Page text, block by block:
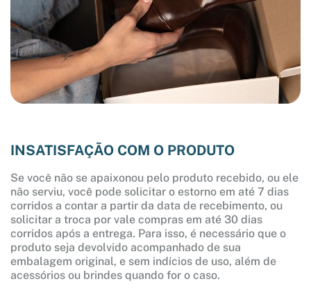
INSATISFAÇÃO COM O PRODUTO
Se você não se apaixonou pelo produto recebido, ou ele
não serviu, você pode solicitar o estorno em até 7 dias
corridos a contar a partir da data de recebimento, ou
solicitar a troca por vale compras em até 30 dias
corridos após a entrega. Para isso, é necessário que o
produto seja devolvido acompanhado de sua
embalagem original, e sem indícios de uso, além de
acessórios ou brindes quando for o caso.